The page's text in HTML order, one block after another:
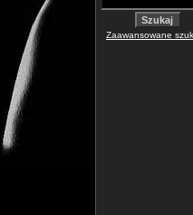
Zaawansowane